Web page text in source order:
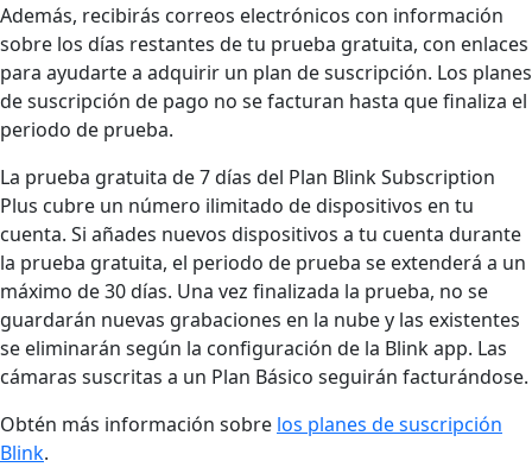
Además, recibirás correos electrónicos con información
sobre los días restantes de tu prueba gratuita, con enlaces
para ayudarte a adquirir un plan de suscripción. Los planes
de suscripción de pago no se facturan hasta que finaliza el
periodo de prueba.
La prueba gratuita de 7 días del Plan Blink Subscription
Plus cubre un número ilimitado de dispositivos en tu
cuenta. Si añades nuevos dispositivos a tu cuenta durante
la prueba gratuita, el periodo de prueba se extenderá a un
máximo de 30 días. Una vez finalizada la prueba, no se
guardarán nuevas grabaciones en la nube y las existentes
se eliminarán según la configuración de la Blink app. Las
cámaras suscritas a un Plan Básico seguirán facturándose.
Obtén más información sobre los planes de suscripción
Blink.